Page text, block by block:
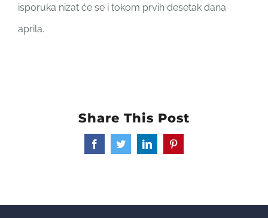
isporuka nizat će se i tokom prvih desetak dana
aprila.
Share This Post
FacebookTwitterLinkedInPinterest